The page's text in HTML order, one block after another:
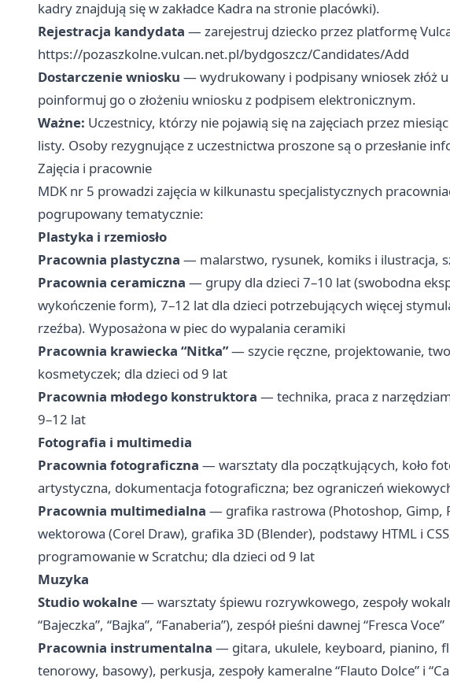
kadry znajdują się w zakładce Kadra na stronie placówki).
Rejestracja kandydata — zarejestruj dziecko przez platformę
https://pozaszkolne.vulcan.net.pl/bydgoszcz/Candidates/Add
Dostarczenie wniosku — wydrukowany i podpisany wniosek złóż
poinformuj go o złożeniu wniosku z podpisem elektronicznym.
Ważne: Uczestnicy, którzy nie pojawią się na zajęciach przez
listy. Osoby rezygnujące z uczestnictwa proszone są o przesłanie
Zajęcia i pracownie
MDK nr 5 prowadzi zajęcia w kilkunastu specjalistycznych
pogrupowany tematycznie:
Plastyka i rzemiosło
Pracownia plastyczna — malarstwo, rysunek, komiks i ilustracja,
Pracownia ceramiczna — grupy dla dzieci 7–10 lat (swobodna
wykończenie form), 7–12 lat dla dzieci potrzebujących więcej
rzeźba). Wyposażona w piec do wypalania ceramiki
Pracownia krawiecka “Nitka”— szycie ręczne, projektowanie,
kosmetyczek; dla dzieci od 9 lat
Pracownia młodego konstruktora — technika, praca z
9–12 lat
Fotografia i multimedia
Pracownia fotograficzna — warsztaty dla początkujących, koło
artystyczna, dokumentacja fotograficzna; bez ograniczeń
Pracownia multimedialna — grafika rastrowa (Photoshop, Gimp,
wektorowa (Corel Draw), grafika 3D (Blender), podstawy HTML i
programowanie w Scratchu; dla dzieci od 9 lat
Muzyka
Studio wokalne— warsztaty śpiewu rozrywkowego, zespoły
“Bajeczka”, “Bajka”, “Fanaberia”), zespół pieśni dawnej “Fresca Voce”
Pracownia instrumentalna — gitara, ukulele, keyboard, pianino,
tenorowy, basowy), perkusja, zespoły kameralne “Flauto Dolce” i